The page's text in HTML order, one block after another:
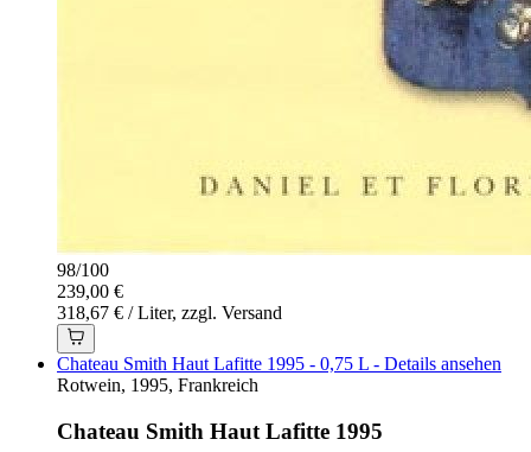
98/100
239,00 €
318,67 € / Liter, zzgl. Versand
Chateau Smith Haut Lafitte 1995 - 0,75 L - Details ansehen
Rotwein, 1995, Frankreich
Chateau Smith Haut Lafitte 1995